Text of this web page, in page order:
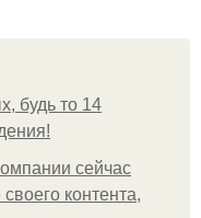
будь то 14
сейчас
контента,